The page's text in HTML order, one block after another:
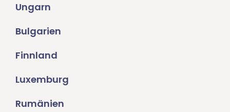
Ungarn
Bulgarien
Finnland
Luxemburg
Rumänien